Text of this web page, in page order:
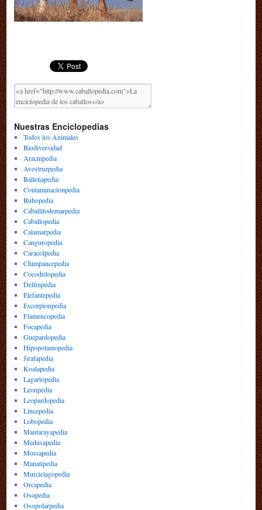
Nuestras Enciclopedias
Todos los Animales
Biodiversidad
Aracnipedia
Avestruzpedia
Ballenapedia
Contaminacionpedia
Buhopedia
Caballitodemarpedia
Caballopedia
Calamarpedia
Canguropedia
Caracolpedia
Chimpancepedia
Cocodrilopedia
Delfinpedia
Elefantepedia
Escorpionpedia
Flamencopedia
Focapedia
Guepardopedia
Hipopotamopedia
Jirafapedia
Koalapedia
Lagartopedia
Leonpedia
Leopardopedia
Lincepedia
Lobopedia
Mantarayapedia
Medusapedia
Morsapedia
Manatipedia
Murcielagopedia
Orcapedia
Osopedia
Osopolarpedia